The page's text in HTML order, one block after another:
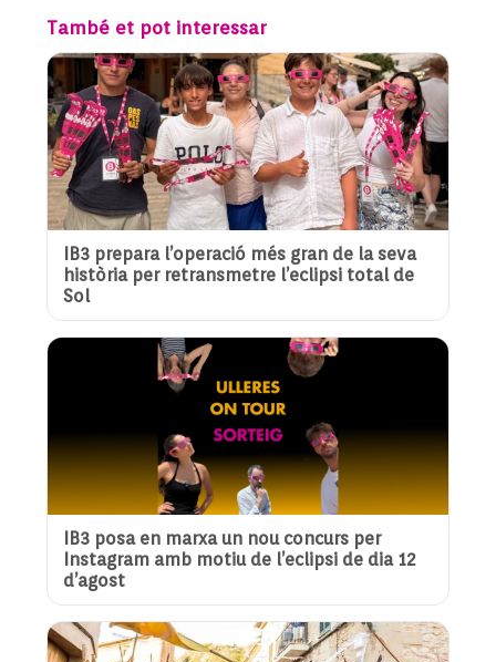
També et pot interessar
IB3 prepara l’operació més gran de la seva
història per retransmetre l’eclipsi total de
Sol
IB3 posa en marxa un nou concurs per
Instagram amb motiu de l’eclipsi de dia 12
d’agost